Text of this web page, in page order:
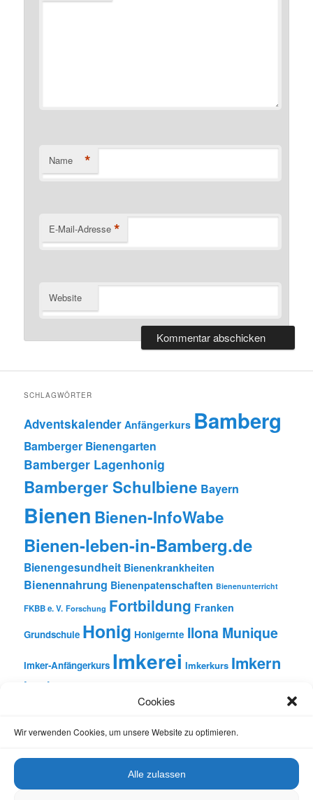
Cookies
Wir verwenden Cookies, um unsere Website zu optimieren.
Alle zulassen
Name *
E-Mail-Adresse *
Website
SCHLAGWÖRTER
Adventskalender Anfängerkurs Bamberg
Bamberger Bienengarten
Bamberger Lagenhonig
Bamberger Schulbiene Bayern
Bienen Bienen-InfoWabe
Bienen-leben-in-Bamberg.de
Bienengesundheit Bienenkrankheiten
Bienennahrung Bienenpatenschaften Bienenunterricht
FKBB e. V. Forschung Fortbildung Franken
Grundschule Honig Honigernte Ilona Munique
Imker-Anfängerkurs Imkerei Imkerkurs Imkern
Insekten
Natur Oberfranken
Unterricht
Vortrag Wachs